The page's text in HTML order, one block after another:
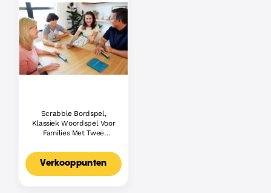
Scrabble Bordspel,
Klassiek Woordspel Voor
Families Met Twee
Voor 2-4 Spelers,
Nederlandse Editie
Verkooppunten